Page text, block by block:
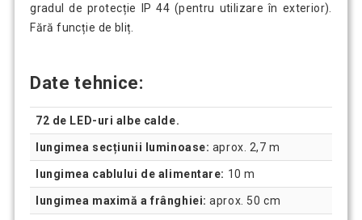
gradul de protecție IP 44 (pentru utilizare în exterior).
Fără funcție de bliț.
Date tehnice:
72 de LED-uri albe calde.
lungimea secțiunii luminoase: aprox. 2,7 m
lungimea cablului de alimentare: 10 m
lungimea maximă a frânghiei: aprox. 50 cm